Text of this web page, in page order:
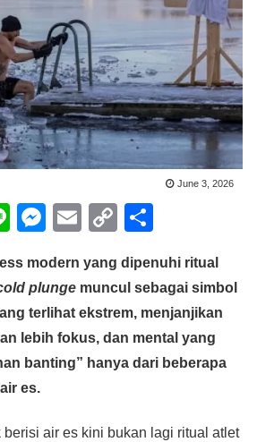
June 3, 2026
Li
e
M
ss
e
n
g
E
ail
C
p
y
Li
n
ar
e
modern yang dipenuhi ritual
plunge muncul sebagai simbol
terlihat ekstrem, menjanjikan
lebih fokus, dan mental yang
banting” hanya dari beberapa
es.
berisi air es kini bukan lagi ritual atlet